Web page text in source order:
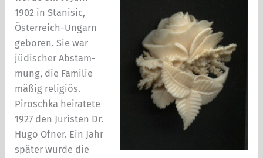
1902 in Stanisic,
Österreich-Ungarn
geboren. Sie war
jüdischer Abstam­
mung, die Familie
mäßig religiös.
Piroschka heiratete
1927 den Juristen Dr.
Hugo Ofner. Ein Jahr
später wur­de die